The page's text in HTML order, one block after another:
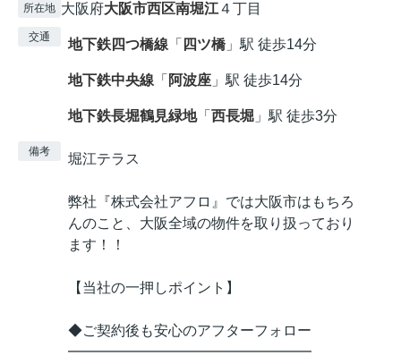
所在地 大阪府大阪市西区南堀江４丁目
交通 地下鉄四つ橋線 「 四ツ橋」駅 徒歩14分
地下鉄中央線 「 阿波座 」駅 徒歩14分
地下鉄長堀鶴見緑地「 西長堀 」駅 徒歩3分
備考 堀江テラス
弊社『株式会社アフロ』では大阪市はもちろ
んのこと、大阪全域の物件を取り扱っており
ます！！
【当社の一押しポイント】
◆ご契約後も安心のアフターフォロー
━━━━━━━━━━━━━━━━━